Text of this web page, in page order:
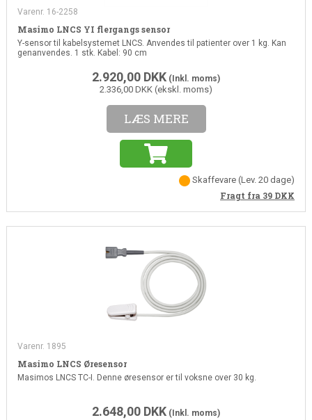
Varenr. 16-2258
Masimo LNCS YI flergangs sensor
Y-sensor til kabelsystemet LNCS. Anvendes til patienter over 1 kg. Kan
genanvendes. 1 stk. Kabel: 90 cm
2.920,00 DKK (Inkl. moms)
2.336,00 DKK (ekskl. moms)
LÆS MERE
Skaffevare(Lev. 20 dage)
Fragt fra 39 DKK
Varenr. 1895
Masimo LNCS Øresensor
Masimos LNCS TC-I. Denne øresensor er til voksne over 30 kg.
2.648,00 DKK (Inkl. moms)